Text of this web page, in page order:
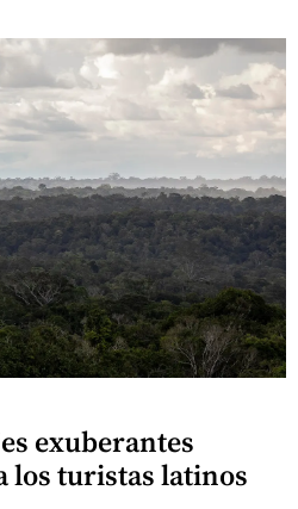
exuberantes
los turistas latinos